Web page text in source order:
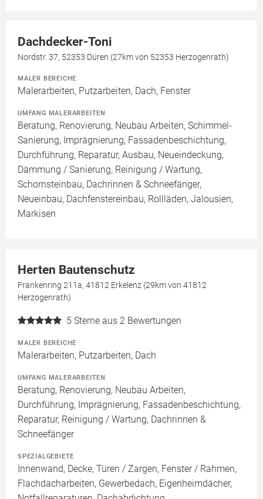
Dachdecker-Toni
Nordstr. 37, 52353 Düren (27km von 52353 Herzogenrath)
MALER BEREICHE
Malerarbeiten, Putzarbeiten, Dach, Fenster
UMFANG MALERARBEITEN
Beratung, Renovierung, Neubau Arbeiten, Schimmel-
Sanierung, Imprägnierung, Fassadenbeschichtung,
Durchführung, Reparatur, Ausbau, Neueindeckung,
Dämmung / Sanierung, Reinigung / Wartung,
Schornsteinbau, Dachrinnen & Schneefänger,
Neueinbau, Dachfenstereinbau, Rollläden, Jalousien,
Markisen
Herten Bautenschutz
Frankenring 211a, 41812 Erkelenz (29km von 41812
Herzogenrath)
5 Sterne aus 2 Bewertungen
MALER BEREICHE
Malerarbeiten, Putzarbeiten, Dach
UMFANG MALERARBEITEN
Beratung, Renovierung, Neubau Arbeiten,
Durchführung, Imprägnierung, Fassadenbeschichtung,
Reparatur, Reinigung / Wartung, Dachrinnen &
Schneefänger
SPEZIALGEBIETE
Innenwand, Decke, Türen / Zargen, Fenster / Rahmen,
Flachdacharbeiten, Gewerbedach, Eigenheimdächer,